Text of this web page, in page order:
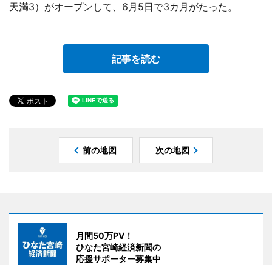
天満3）がオープンして、6月5日で3カ月がたった。
記事を読む
前の地図 次の地図
月間50万PV！
ひなた宮崎経済新聞の
応援サポーター募集中